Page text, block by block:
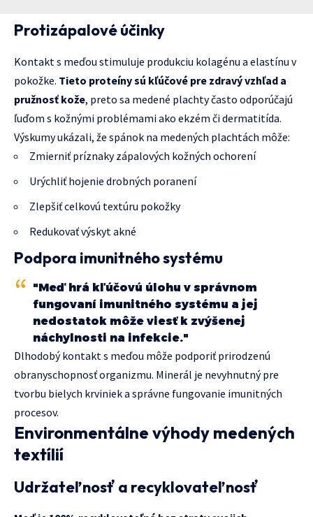
Protizápalové účinky
Kontakt s meďou stimuluje produkciu kolagénu a elastínu v
pokožke. Tieto proteíny sú kľúčové pre zdravý vzhľad a
pružnosť kože, preto sa medené plachty často odporúčajú
ľuďom s kožnými problémami ako ekzém či dermatitída.
Výskumy ukázali, že spánok na medených plachtách môže:
Zmierniť príznaky zápalových kožných ochorení
Urýchliť hojenie drobných poranení
Zlepšiť celkovú textúru pokožky
Redukovať výskyt akné
Podpora imunitného systému
"Meď hrá kľúčovú úlohu v správnom
fungovaní imunitného systému a jej
nedostatok môže viesť k zvýšenej
náchylnosti na infekcie."
Dlhodobý kontakt s meďou môže podporiť prirodzenú
obranyschopnosť organizmu. Minerál je nevyhnutný pre
tvorbu bielych krviniek a správne fungovanie imunitných
procesov.
Environmentálne výhody medených
textílií
Udržateľnosť a recyklovateľnosť